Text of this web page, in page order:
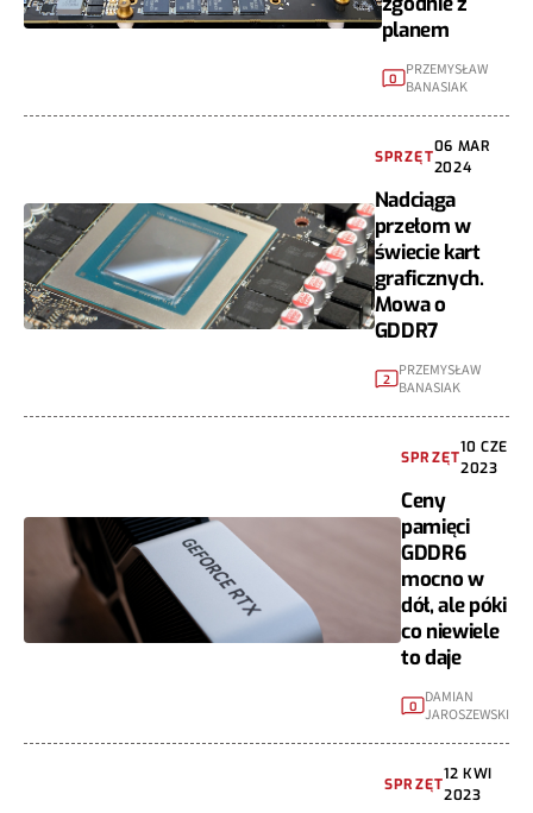
planem
0 PRZEMYSŁAW
BANASIAK
SPRZĘT
06 MAR
2024
Nadciąga
przełom w
świecie kart
graficznych.
Mowa o
GDDR7
2 PRZEMYSŁAW
BANASIAK
SPRZĘT
10 CZE
2023
Ceny
pamięci
GDDR6
mocno w
dół, ale póki
co niewiele
to daje
0
DAMIAN
JAROSZEWSKI
SPRZĘT
12 KWI
2023